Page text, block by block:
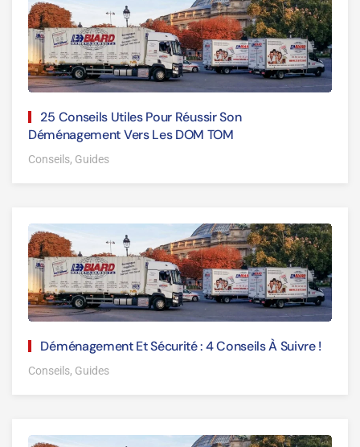
25 Conseils Utiles Pour Réussir Son
Déménagement Vers Les DOM TOM
Conseils, Guides
Déménagement Et Sécurité : 4 Conseils À Suivre !
Conseils, Guides